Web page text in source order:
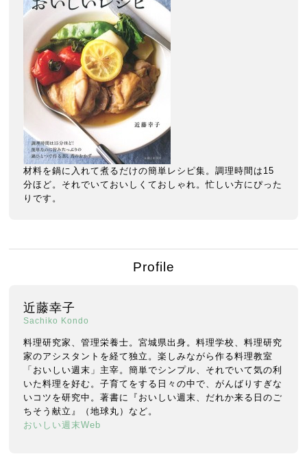
材料を鍋に入れて煮るだけの簡単レシピ集。調理時間は15
分ほど。それでいておいしくておしゃれ。忙しい方にぴった
りです。
Profile
近藤幸子
Sachiko Kondo
料理研究家、管理栄養士。宮城県出身。料理学校、料理研究
家のアシスタントを経て独立。楽しみながら作る料理教室
「おいしい週末」主宰。簡単でシンプル、それでいて気の利
いた料理を好む。子育てをする日々の中で、がんばりすぎな
いコツを研究中。著書に『おいしい週末、だれか来る日のご
ちそう献立』（地球丸）など。
おいしい週末Web